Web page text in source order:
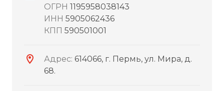
ОГРН 1195958038143
ИНН 5905062436
КПП 590501001
Адрес: 614066, г. Пермь, ул. Мира, д.
68.